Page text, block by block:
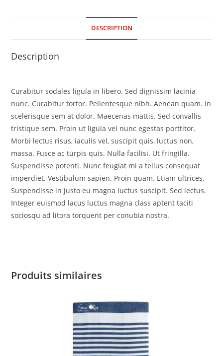
DESCRIPTION
Description
Curabitur sodales ligula in libero. Sed dignissim lacinia
nunc. Curabitur tortor. Pellentesque nibh. Aenean quam. In
scelerisque sem at dolor. Maecenas mattis. Sed convallis
tristique sem. Proin ut ligula vel nunc egestas porttitor.
Morbi lectus risus, iaculis vel, suscipit quis, luctus non,
massa. Fusce ac turpis quis. Nulla facilisi. Ut fringilla.
Suspendisse potenti. Nunc feugiat mi a tellus consequat
imperdiet. Vestibulum sapien. Proin quam. Etiam ultrices.
Suspendisse in justo eu magna luctus suscipit. Sed lectus.
Integer euismod lacus luctus magna class aptent taciti
sociosqu ad litora torquent per conubia nostra.
Produits similaires